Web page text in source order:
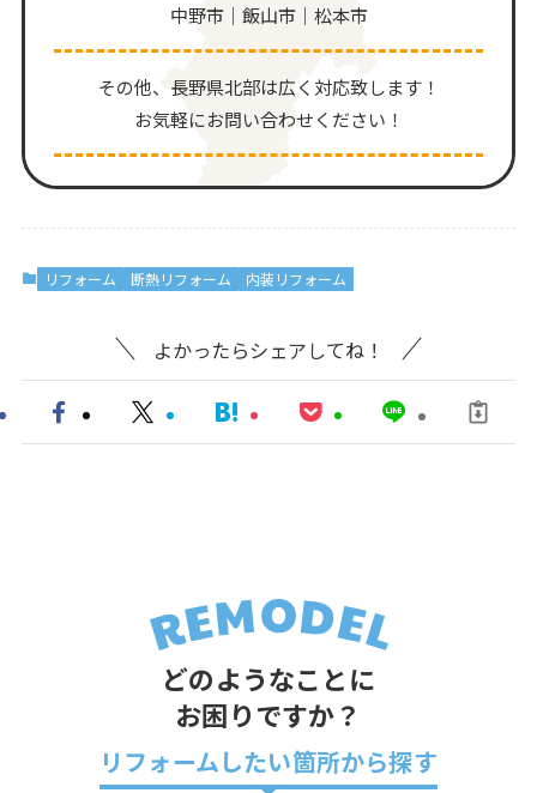
中野市｜飯山市｜松本市
その他、⻑野県北部は広く対応致します！
お気軽にお問い合わせください！
リフォーム 断熱リフォーム 内装リフォーム
よかったらシェアしてね！
どのようなことに
お困りですか？
リフォームしたい箇所から探す